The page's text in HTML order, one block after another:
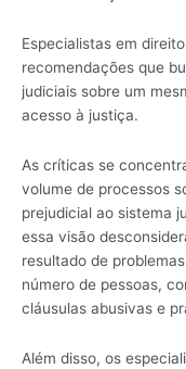
Especialistas em
recomendações que
judiciais sobre um
acesso à justiça.
As críticas se
volume de processos
prejudicial ao sistema
essa visão
resultado de
número de pessoas,
cláusulas abusivas e
Além disso, os